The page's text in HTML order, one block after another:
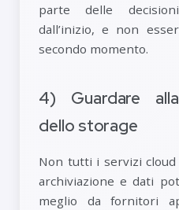
parte delle
dall’inizio, e non
secondo momento.
4) Guardare
dello storage
Non tutti i servizi
archiviazione e dati
meglio da fornitori